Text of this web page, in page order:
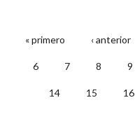
PÁGINAS
« primero ‹ anterior
6 7 8 9
14 15 16